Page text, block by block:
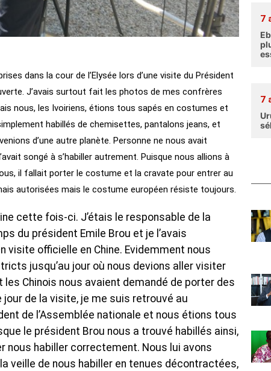
dans la cour de l’Elysée lors d’une visite du Président
J’avais surtout fait les photos de mes confrères
nous, les Ivoiriens, étions tous sapés en costumes et
habillés de chemisettes, pantalons jeans, et
d’une autre planète. Personne ne nous avait
songé à s’habiller autrement. Puisque nous allions à
il fallait porter le costume et la cravate pour entrer au
autorisées mais le costume européen résiste toujours.
cette fois-ci. J’étais le responsable de la
du président Emile Brou et je l’avais
visite officielle en Chine. Evidemment nous
jusqu’au jour où nous devions aller visiter
les Chinois nous avaient demandé de porter des
de la visite, je me suis retrouvé au
de l’Assemblée nationale et nous étions tous
le président Brou nous a trouvé habillés ainsi,
nous habiller correctement. Nous lui avons
veille de nous habiller en tenues décontractées,
7
7